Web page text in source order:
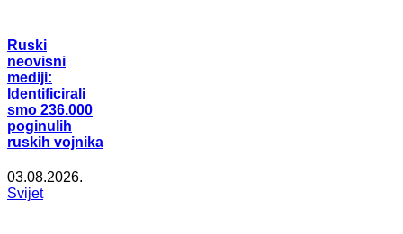
Ruski
neovisni
mediji:
Identificirali
smo 236.000
poginulih
ruskih vojnika
03.08.2026.
Svijet